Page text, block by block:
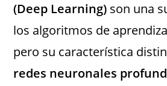
(Deep Learning) son una
los algoritmos de
pero su característica
redes neuronales